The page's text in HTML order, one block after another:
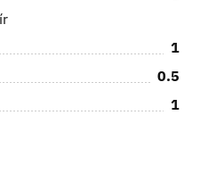
1
0.5
1